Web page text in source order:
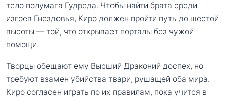
тело полумага Гудреда. Чтобы найти брата среди
изгоев Гнездовья, Киро должен пройти путь до шестой
высоты — той, что открывает порталы без чужой
помощи.
Творцы обещают ему Высший Драконий доспех, но
требуют взамен убийства твари, рушащей оба мира.
Киро согласен играть по их правилам, пока учится в